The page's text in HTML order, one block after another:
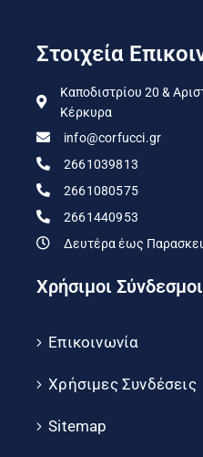
Στοιχεία
Καποδιστρίου 20 &
Κέρκυρα
info@corfucci.gr
2661039813
2661080575
2661440953
Δευτέρα έως
Χρήσιμοι Σύνδεσμοι
Επικοινωνία
Χρήσιμες Συνδέσεις
Sitemap